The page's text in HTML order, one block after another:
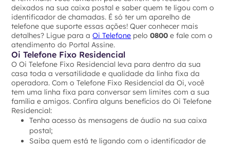
deixados na sua caixa postal e saber quem te ligou com o
identificador de chamadas. É só ter um aparelho de
telefone que suporte essas ações! Quer conhecer mais
detalhes? Ligue para aOi Telefone pelo0800 e fale com o
atendimento do Portal Assine.
Oi Telefone Fixo Residencial
O Oi Telefone Fixo Residencial leva para dentro da sua
casa toda a versatilidade e qualidade da linha fixa da
operadora. Com o Telefone Fixo Residencial da Oi, você
tem uma linha fixa para conversar sem limites com a sua
família e amigos. Confira alguns benefícios do Oi Telefone
Residencial:
Tenha acesso às mensagens de áudio na sua caixa
postal;
Saiba quem está te ligando com o identificador de